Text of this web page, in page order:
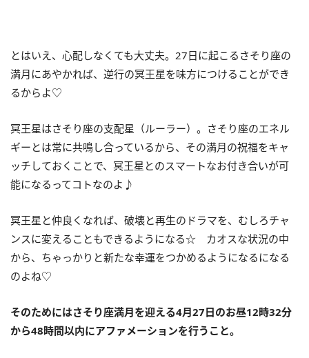
とはいえ、心配しなくても大丈夫。 27日に起こるさそり座の
満月にあやかれば、逆行の冥王星を味方につけることができ
るからよ♡
冥王星はさそり座の支配星（ルーラー）。さそり座のエネル
ギーとは常に共鳴し合っているから、その満月の祝福をキャ
ッチしておくことで、冥王星とのスマートなお付き合いが可
能になるってコトなのよ♪
冥王星と仲良くなれば、破壊と再生のドラマを、むしろチャ
ンスに変えることもできるようになる☆ カオスな状況の中
から、ちゃっかりと新たな幸運をつかめるようになるになる
のよね♡
そのためにはさそり座満月を迎える4月27日のお昼12時32分
から48時間以内にアファメーションを行うこと。